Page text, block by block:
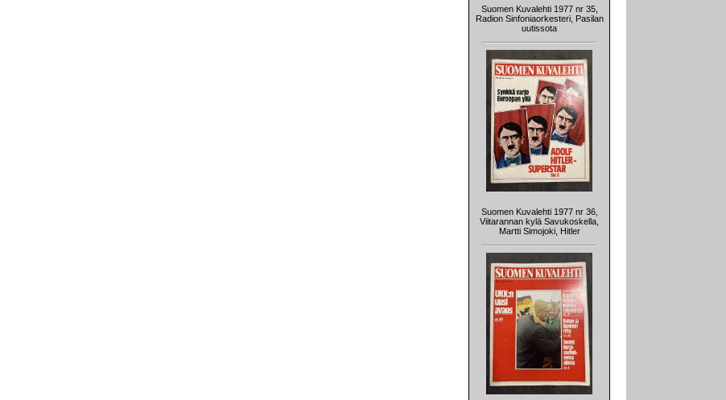
Suomen Kuvalehti 1977 nr 35,
Radion Sinfoniaorkesteri, Pasilan
uutissota
Suomen Kuvalehti 1977 nr 36,
Viitarannan kylä Savukoskella,
Martti Simojoki, Hitler